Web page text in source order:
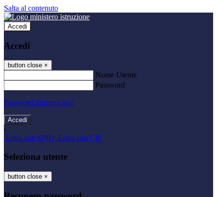
Salta al contenuto
Accedi
Accedi
button close ×
Nome Utente
Password
Password dimenticata?
-
Entra con SPID Entra con CIE
Seleziona utente
button close ×